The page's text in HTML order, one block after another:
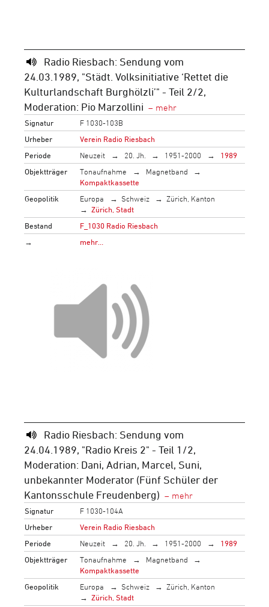
Radio Riesbach: Sendung vom
24.03.1989, "Städt. Volksinitiative ‘Rettet die
Kulturlandschaft Burghölzli’" - Teil 2/2,
Moderation: Pio Marzollini
Signatur
F 1030-103B
Urheber
Verein Radio Riesbach
Periode
Neuzeit 20. Jh. 1951-2000
1989
Objektträger
Tonaufnahme
Magnetband
Kompaktkassette
Geopolitik
Europa Schweiz
Zürich, Kanton
Zürich, Stadt
Bestand
F_1030 Radio Riesbach
→
mehr…
Radio Riesbach: Sendung vom
24.04.1989, "Radio Kreis 2" - Teil 1/2,
Moderation: Dani, Adrian, Marcel, Suni,
unbekannter Moderator (Fünf Schüler der
Kantonsschule Freudenberg)
Signatur
F 1030-104A
Urheber
Verein Radio Riesbach
Periode
Neuzeit 20. Jh. 1951-2000
1989
Objektträger
Tonaufnahme
Magnetband
Kompaktkassette
Geopolitik
Europa Schweiz
Zürich, Kanton
Zürich, Stadt